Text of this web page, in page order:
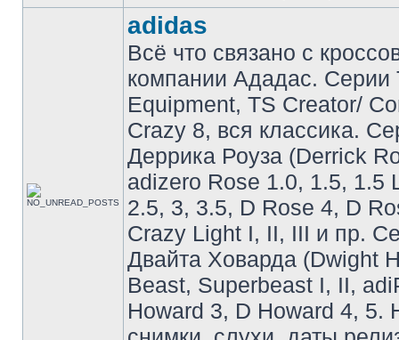
adidas
Всё что связано с
компании Ададас. Серии
Equipment, TS Creator/
Crazy 8, вся классика.
Деррика Роуза (Derrick
adizero Rose 1.0, 1.5, 1.5
2.5, 3, 3.5, D Rose 4, D
Crazy Light I, II, III и пр.
Двайта Ховарда (Dwight
Beast, Superbeast I, II,
Howard 3, D Howard 4, 5.